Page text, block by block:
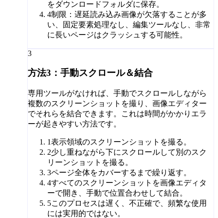
をダウンロードフォルダに保存。
4制限：遅延読み込み画像が欠落することが多
い、固定要素処理なし、編集ツールなし、非常
に長いページはクラッシュする可能性。
3
方法3：手動スクロール＆結合
専用ツールがなければ、手動でスクロールしながら
複数のスクリーンショットを撮り、画像エディター
でそれらを結合できます。これは時間がかかりエラ
ーが起きやすい方法です。
1表示領域のスクリーンショットを撮る。
2少し重ねながら下にスクロールして別のスク
リーンショットを撮る。
3ページ全体をカバーするまで繰り返す。
4すべてのスクリーンショットを画像エディタ
ーで開き、手動で位置合わせして結合。
5このプロセスは遅く、不正確で、頻繁な使用
には実用的ではない。